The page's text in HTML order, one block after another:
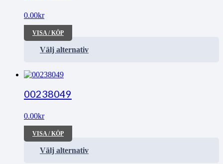
0.00kr
VISA / KÖP
Välj alternativ
00238049
0.00kr
VISA / KÖP
Välj alternativ